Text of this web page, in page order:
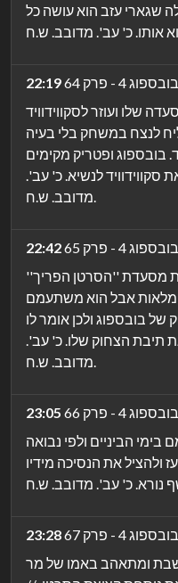
שגארי עזב הוא עושה כל
22:19
בובספוג 4 - פרק 64
שלו ועוזר לסקווידוויד
לנצח במשחק בלי בעיה
בובספוג ופטריק מקימים
סקווידוויד לנשיא. כ' עב'.
מדובב. ש.ח.
22:42
בובספוג 4 - פרק 65
מסעדת ''הסרטן הפריך''
אבל הוא משתעמם
של בובספוג ולכן אומר לו
תיבת הצחוק שלו. כ' עב'.
מדובב. ש.ח.
23:05
בובספוג 4 - פרק 66
הביניים ולפי נבואה
ולהציל את הנסיכה מידיו
23:28
בובספוג 4 - פרק 67
ומתאהב באמו של מר